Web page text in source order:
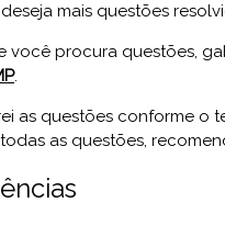
mais questões
você procura questões,
.
as questões conforme o
as questões,